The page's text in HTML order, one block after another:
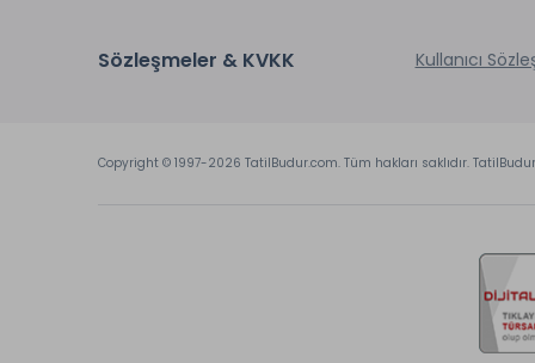
Sözleşmeler & KVKK Kullanıcı
Copyright © 1997-2026 TatilBudur.com. Tüm hakları saklıdır.